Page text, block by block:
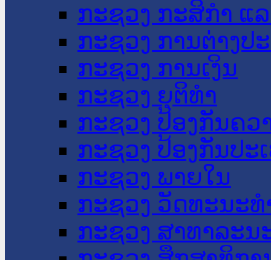
ກະຊວງ ກະສິກຳ ແ
ກະຊວງ ການຕ່າງປ
ກະຊວງ ການເງິນ
ກະຊວງ ຍຸຕິທໍາ
ກະຊວງ ປ້ອງກັນຄວ
ກະຊວງ ປ້ອງກັນປະ
ກະຊວງ ພາຍໃນ
ກະຊວງ ວັດທະນະ
ກະຊວງ ສາທາລະນ